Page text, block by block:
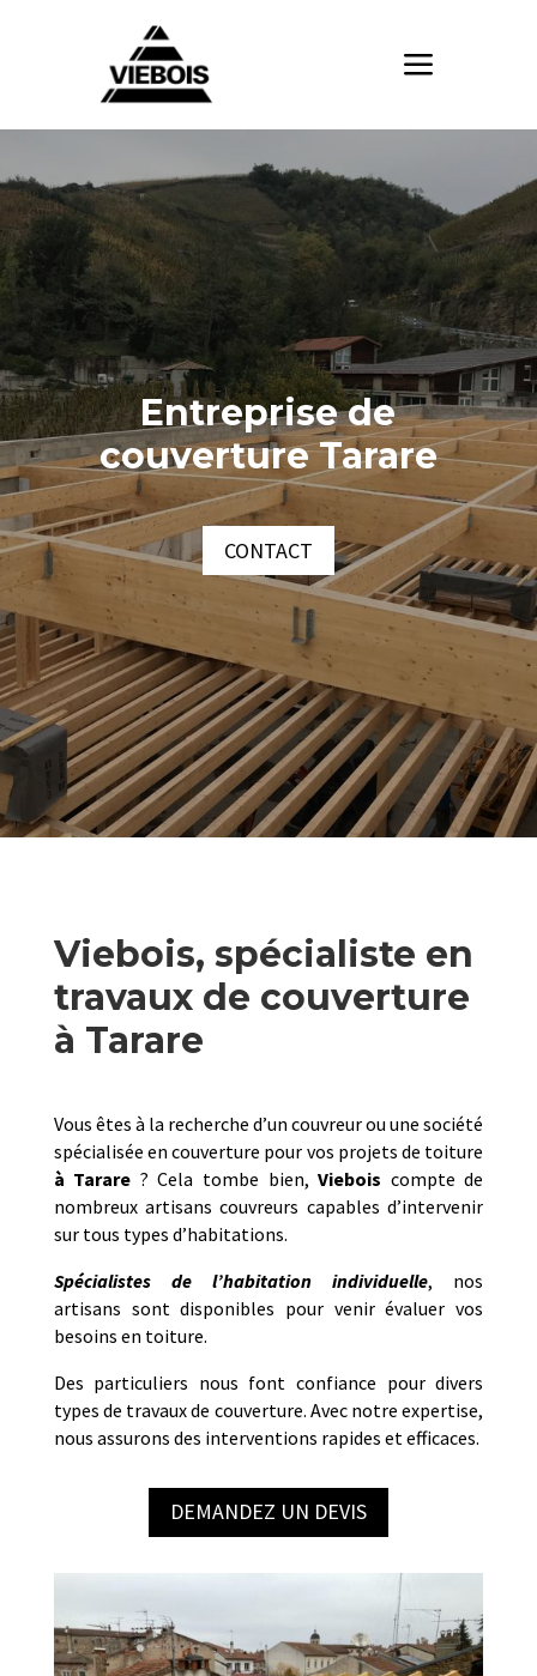
Entreprise de
couverture Tarare
CONTACT
Viebois, spécialiste en
travaux de couverture
à Tarare
Vous êtes à la recherche d’un couvreur ou une société
spécialisée en couverture pour vos projets de toiture
à Tarare ? Cela tombe bien,Viebois compte de
nombreux artisans couvreurs capables d’intervenir
sur tous types d’habitations.
Spécialistes de l’habitation individuelle, nos
artisans sont disponibles pour venir évaluer vos
besoins en toiture.
Des particuliers nous font confiance pour divers
types de travaux de couverture. Avec notre expertise,
nous assurons des interventions rapides et efficaces.
DEMANDEZ UN DEVIS